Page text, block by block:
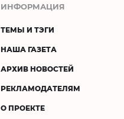
ИНФОРМАЦИЯ
ТЕМЫ И ТЭГИ
НАША ГАЗЕТА
АРХИВ НОВОСТЕЙ
РЕКЛАМОДАТЕЛЯМ
О ПРОЕКТЕ